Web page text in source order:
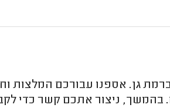
גן. אספנו עבורכם המלצות
בהמשך, ניצור אתכם קשר כדי